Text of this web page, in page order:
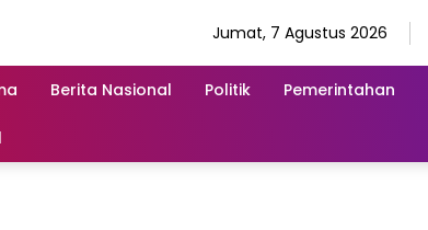
Jumat, 7 Agustus 2026
Berita Nasional Politik Pemerintahan